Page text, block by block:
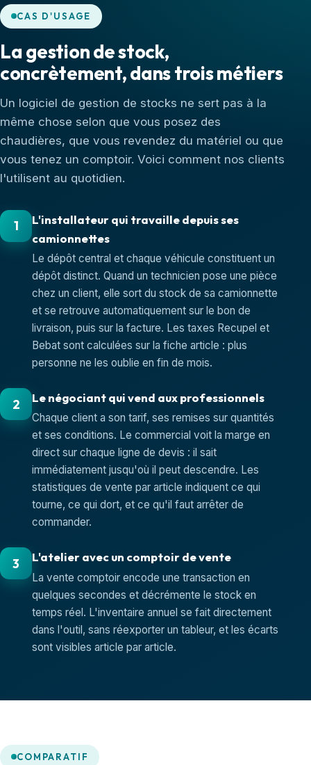
CAS D'USAGE
La gestion de stock,
concrètement, dans trois métiers
Un logiciel de gestion de stocks ne sert pas à la
même chose selon que vous posez des
chaudières, que vous revendez du matériel ou que
vous tenez un comptoir. Voici comment nos clients
l'utilisent au quotidien.
1
L'installateur qui travaille depuis ses
camionnettes
Le dépôt central et chaque véhicule constituent un
dépôt distinct. Quand un technicien pose une pièce
chez un client, elle sort du stock de sa camionnette
et se retrouve automatiquement sur le bon de
livraison, puis sur la facture. Les taxes Recupel et
Bebat sont calculées sur la fiche article : plus
personne ne les oublie en fin de mois.
2 Le négociant qui vend aux professionnels
Chaque client a son tarif, ses remises sur quantités
et ses conditions. Le commercial voit la marge en
direct sur chaque ligne de devis : il sait
immédiatement jusqu'où il peut descendre. Les
statistiques de vente par article indiquent ce qui
tourne, ce qui dort, et ce qu'il faut arrêter de
commander.
3 L'atelier avec un comptoir de vente
La vente comptoir encode une transaction en
quelques secondes et décrémente le stock en
temps réel. L'inventaire annuel se fait directement
dans l'outil, sans réexporter un tableur, et les écarts
sont visibles article par article.
COMPARATIF